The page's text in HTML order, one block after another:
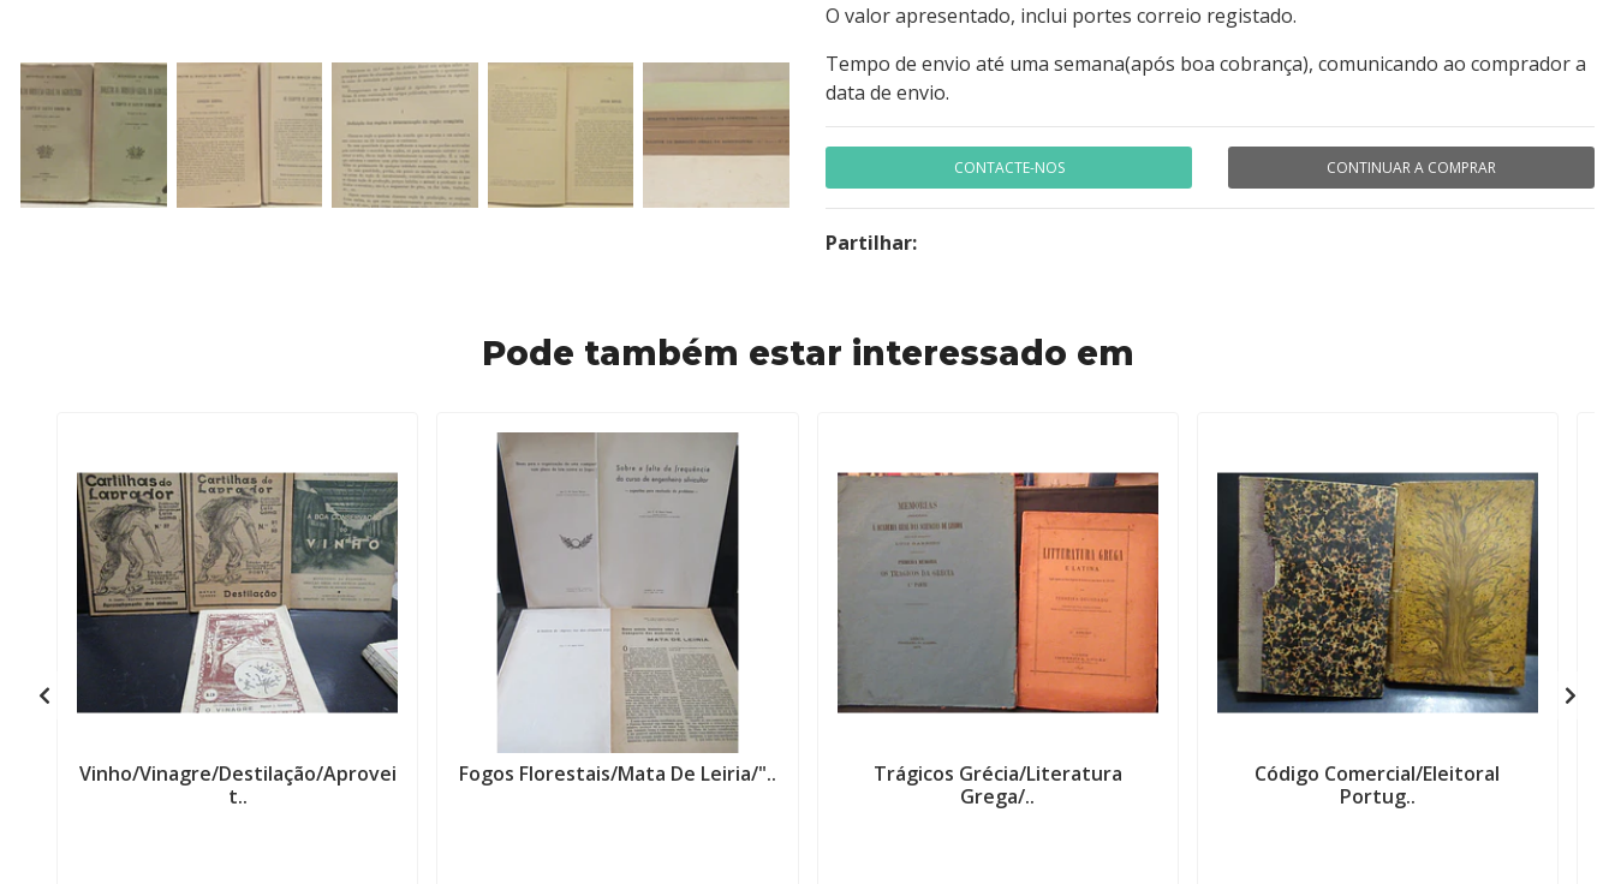
O valor apresentado, inclui portes correio registado.
Tempo de envio até uma semana(após boa cobrança), comunicando ao comprador a
data de envio.
CONTACTE-NOS CONTINUAR A COMPRAR
Partilhar:
Pode também estar interessado em
Vinho/Vinagre/Destilação/Aprovei
t..
Fogos Florestais/Mata De Leiria/"..
Trágicos Grécia/Literatura
Grega/..
Código Comercial/Eleitoral
Portug..